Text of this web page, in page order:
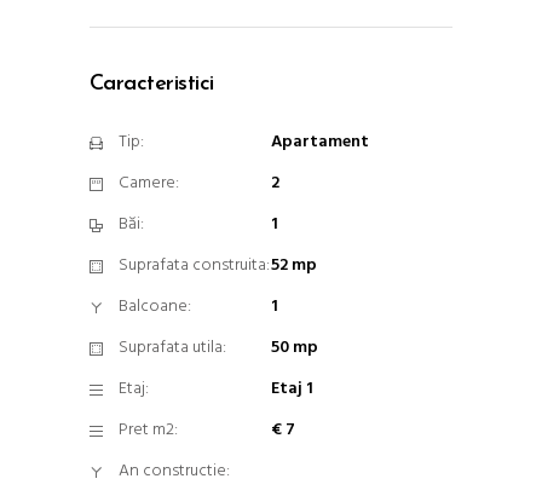
Caracteristici
Tip:
Apartament
Camere:
2
Băi:
1
Suprafata construita:52 mp
Balcoane:
1
Suprafata utila:
50 mp
Etaj:
Etaj 1
Pret m2:
€ 7
An constructie: